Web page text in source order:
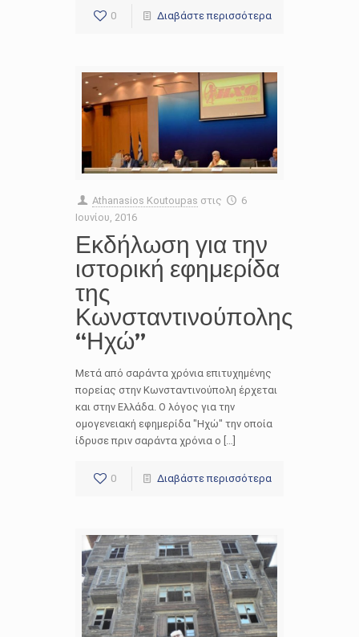
0 Διαβάστε περισσότερα
Athanasios Koutoupas στις
6
Ιουνίου, 2016
Εκδήλωση για την
ιστορική εφημερίδα
της
Κωνσταντινούπολης
“Ηχώ”
Μετά από σαράντα χρόνια επιτυχημένης
πορείας στην Κωνσταντινούπολη έρχεται
και στην Ελλάδα. Ο λόγος για την
ομογενειακή εφημερίδα ″Ηχώ″ την οποία
ίδρυσε πριν σαράντα χρόνια ο […]
0 Διαβάστε περισσότερα